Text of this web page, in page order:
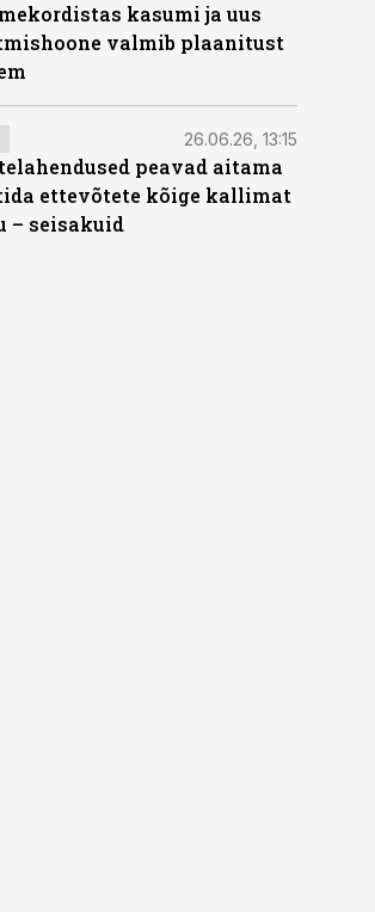
kasumi ja uus
valmib plaanitust
26.06.26, 13:15
peavad aitama
ettevõtete kõige kallimat
– seisakuid